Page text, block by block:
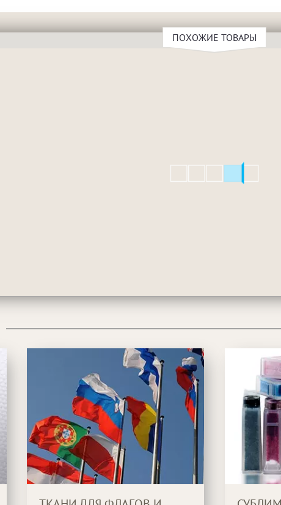
ПОХОЖИЕ ТОВАРЫ